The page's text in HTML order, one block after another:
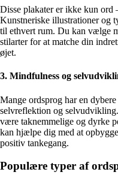
Disse plakater er ikke kun ord
Kunstneriske illustrationer og
til ethvert rum. Du kan vælge
stilarter for at matche din
øjet.
3. Mindfulness og
Mange ordsprog har en
selvreflektion og
være taknemmelige og dyrke
kan hjælpe dig med at
positiv tankegang.
Populære typer af